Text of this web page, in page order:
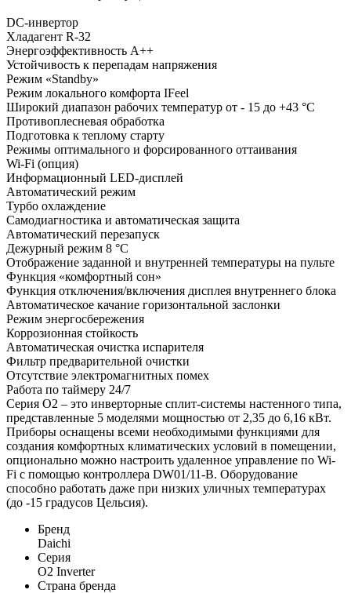
DC-инвертор
Хладагент R-32
Энергоэффективность A++
Устойчивость к перепадам напряжения
Режим «Standby»
Режим локального комфорта IFeel
Широкий диапазон рабочих температур от - 15 до +43 °С
Противоплесневая обработка
Подготовка к теплому старту
Режимы оптимального и форсированного оттаивания
Wi-Fi (опция)
Информационный LED-дисплей
Автоматический режим
Турбо охлаждение
Самодиагностика и автоматическая защита
Автоматический перезапуск
Дежурный режим 8 °С
Отображение заданной и внутренней температуры на пульте
Функция «комфортный сон»
Функция отключения/включения дисплея внутреннего блока
Автоматическое качание горизонтальной заслонки
Режим энергосбережения
Коррозионная стойкость
Автоматическая очистка испарителя
Фильтр предварительной очистки
Отсутствие электромагнитных помех
Работа по таймеру 24/7
Серия O2 – это инверторные сплит-системы настенного типа,
представленные 5 моделями мощностью от 2,35 до 6,16 кВт.
Приборы оснащены всеми необходимыми функциями для
создания комфортных климатических условий в помещении,
опционально можно настроить удаленное управление по Wi-
Fi с помощью контроллера DW01/11-B. Оборудование
способно работать даже при низких уличных температурах
(до -15 градусов Цельсия).
Бренд
Daichi
Серия
O2 Inverter
Страна бренда